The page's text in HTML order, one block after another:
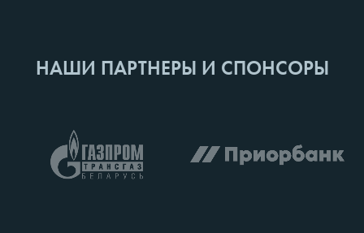
НАШИ ПАРТНЕРЫ И СПОНСОРЫ